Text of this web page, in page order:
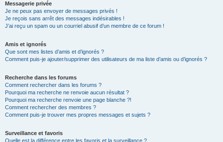
Messagerie privée
Je ne peux pas envoyer de messages privés !
Je reçois sans arrêt des messages indésirables !
J’ai reçu un spam ou un courriel abusif d’un membre de ce forum !
Amis et ignorés
Que sont mes listes d’amis et d’ignorés ?
Comment puis-je ajouter/supprimer des utilisateurs de ma liste d’amis ou d’ignorés ?
Recherche dans les forums
Comment rechercher dans les forums ?
Pourquoi ma recherche ne renvoie aucun résultat ?
Pourquoi ma recherche renvoie une page blanche ?!
Comment rechercher des membres ?
Comment puis-je trouver mes propres messages et sujets ?
Surveillance et favoris
Quelle est la différence entre les favoris et la surveillance ?